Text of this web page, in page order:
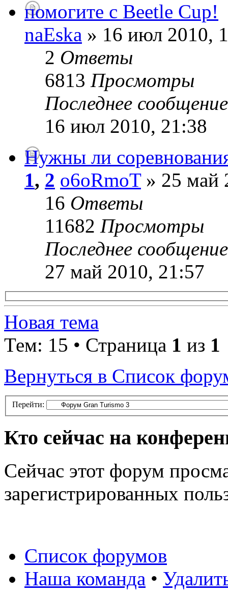
помогите с Beetle Cup!
naEska » 16 июл 2010,
2 Ответы
6813 Просмотры
Последнее
16 июл 2010, 21:38
Нужны ли
1, 2 o6oRmoT» 25 май
16 Ответы
11682 Просмотры
Последнее
27 май 2010, 21:57
Новая тема
Тем: 15 • Страница 1 из 1
Вернуться в Список
Перейти:
Кто сейчас на
Сейчас этот форум
зарегистрированных
Список форумов
Наша команда •